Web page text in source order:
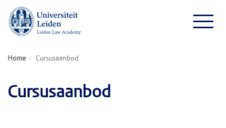
Home Cursusaanbod
Cursusaanbod